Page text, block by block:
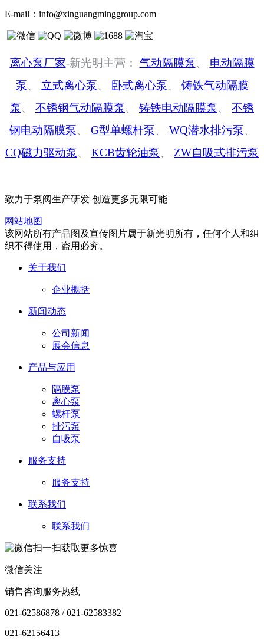
E-mail： info@xinguangminggroup.com
离心泵厂家-新光明主营： 气动隔膜泵、 电动隔膜
泵、 立式离心泵、 卧式离心泵、 铸铁气动隔膜
泵、 不锈钢气动隔膜泵、 铸铁电动隔膜泵、 不锈
钢电动隔膜泵、 G型单螺杆泵、 WQ潜水排污泵、
CQ磁力驱动泵、 KCB齿轮油泵、 ZW自吸式排污泵
致力于泵阀生产研发 创造更多无限可能
网站地图
该网站所有产品图及宣传图片属于新光明所有，任何个人和组
织不得使用，盗用必究。
关于我们
企业概括
新闻动态
公司新闻
展会信息
产品与应用
隔膜泵
离心泵
螺杆泵
排污泵
自吸泵
服务支持
服务支持
联系我们
联系我们
微信关注
销售咨询服务热线
021-62586878 / 021-62583382
021-62156413